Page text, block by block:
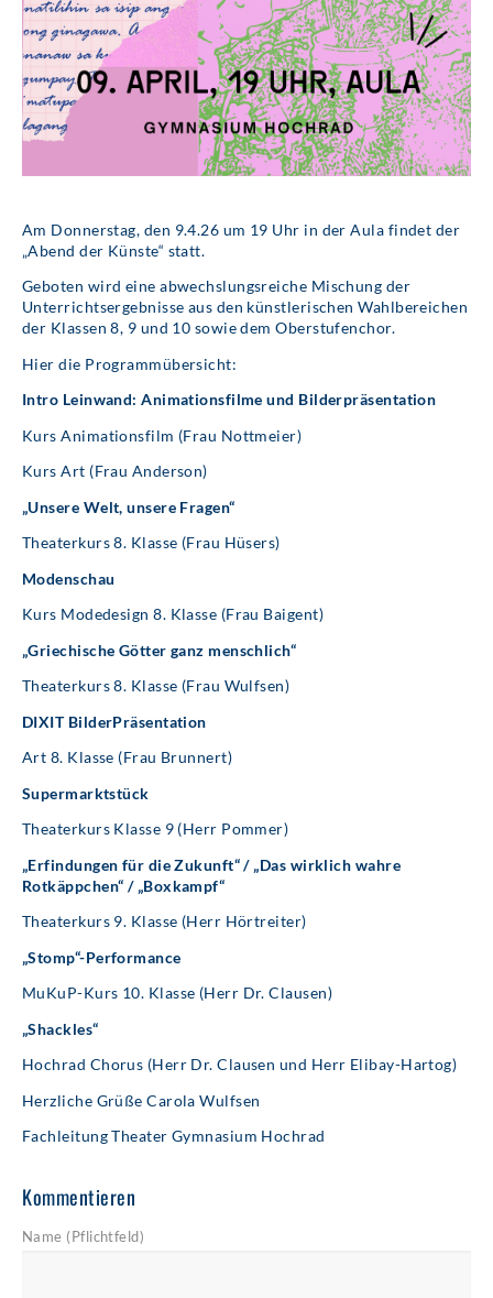
Am Donnerstag, den 9.4.26 um 19 Uhr in der Aula findet der
„Abend der Künste“ statt.
Geboten wird eine abwechslungsreiche Mischung der
Unterrichtsergebnisse aus den künstlerischen Wahlbereichen
der Klassen 8, 9 und 10 sowie dem Oberstufenchor.
Hier die Programmübersicht:
Intro Leinwand: Animationsfilme und Bilderpräsentation
Kurs Animationsfilm (Frau Nottmeier)
Kurs Art (Frau Anderson)
„Unsere Welt, unsere Fragen“
Theaterkurs 8. Klasse (Frau Hüsers)
Modenschau
Kurs Modedesign 8. Klasse (Frau Baigent)
„Griechische Götter ganz menschlich“
Theaterkurs 8. Klasse (Frau Wulfsen)
DIXIT BilderPräsentation
Art 8. Klasse (Frau Brunnert)
Supermarktstück
Theaterkurs Klasse 9 (Herr Pommer)
„Erfindungen für die Zukunft“ / „Das wirklich wahre
Rotkäppchen“ / „Boxkampf“
Theaterkurs 9. Klasse (Herr Hörtreiter)
„Stomp“-Performance
MuKuP-Kurs 10. Klasse (Herr Dr. Clausen)
„Shackles“
Hochrad Chorus (Herr Dr. Clausen und Herr Elibay-Hartog)
Herzliche Grüße Carola Wulfsen
Fachleitung Theater Gymnasium Hochrad
Kommentieren
Name (Pflichtfeld)